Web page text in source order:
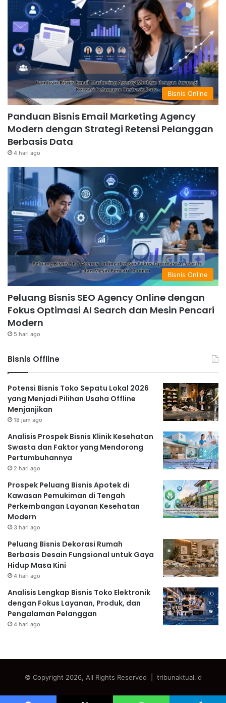
Bisnis Online
Panduan Bisnis Email Marketing Agency
Modern dengan Strategi Retensi Pelanggan
Berbasis Data
4 hari ago
Bisnis Online
Peluang Bisnis SEO Agency Online dengan
Fokus Optimasi AI Search dan Mesin Pencari
Modern
5 hari ago
Bisnis Offline
Potensi Bisnis Toko Sepatu Lokal 2026
yang Menjadi Pilihan Usaha Offline
Menjanjikan
18 jam ago
Analisis Prospek Bisnis Klinik Kesehatan
Swasta dan Faktor yang Mendorong
Pertumbuhannya
2 hari ago
Prospek Peluang Bisnis Apotek di
Kawasan Pemukiman di Tengah
Perkembangan Layanan Kesehatan
Modern
3 hari ago
Peluang Bisnis Dekorasi Rumah
Berbasis Desain Fungsional untuk Gaya
Hidup Masa Kini
4 hari ago
Analisis Lengkap Bisnis Toko Elektronik
dengan Fokus Layanan, Produk, dan
Pengalaman Pelanggan
4 hari ago
© Copyright 2026, All Rights Reserved | tribunaktual.id